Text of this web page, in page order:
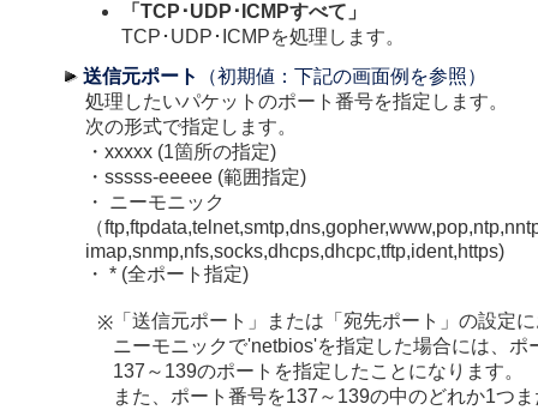
「TCP･UDP･ICMPすべて」
TCP･UDP･ICMPを処理します。
送信元ポート
（初期値：下記の画面例を参照）
処理したいパケットのポート番号を指定します。
次の形式で指定します。
・xxxxx (1箇所の指定)
・sssss-eeeee (範囲指定)
・ ニーモニック
（
imap,snmp,nfs,socks,dhcps,dhcpc,tftp,ident,https)
・ * (全ポート指定)
※ 「送信元ポート」または「宛先ポート」の設定
ニーモニックで'netbios'を指定した場合には、ポ
137～139のポートを指定したことになります。
また、ポート番号を137～139の中のどれか1つ